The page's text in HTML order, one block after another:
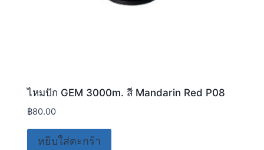
ไหมปัก GEM 3000m. สี Mandarin Red P08
฿80.00
หยิบใส่ตะกร้า